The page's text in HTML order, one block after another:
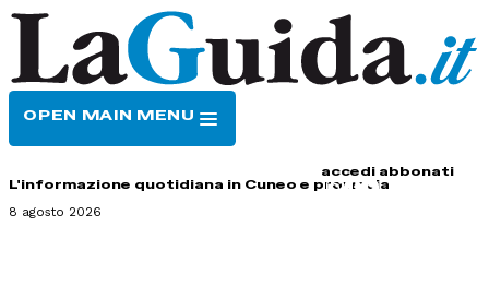
OPEN MAIN MENU
accedi abbonati
L'informazione quotidiana in Cuneo e provincia
8 agosto 2026